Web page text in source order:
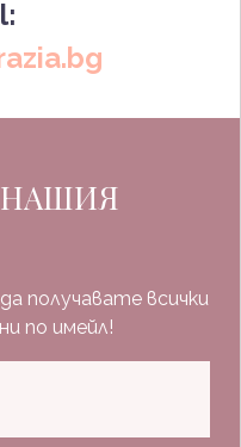
НАШИЯ
получавате всички
по имейл!